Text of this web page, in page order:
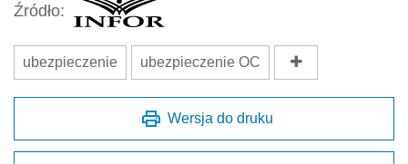
Źródło:
ubezpieczenie ubezpieczenie OC
Wersja do druku